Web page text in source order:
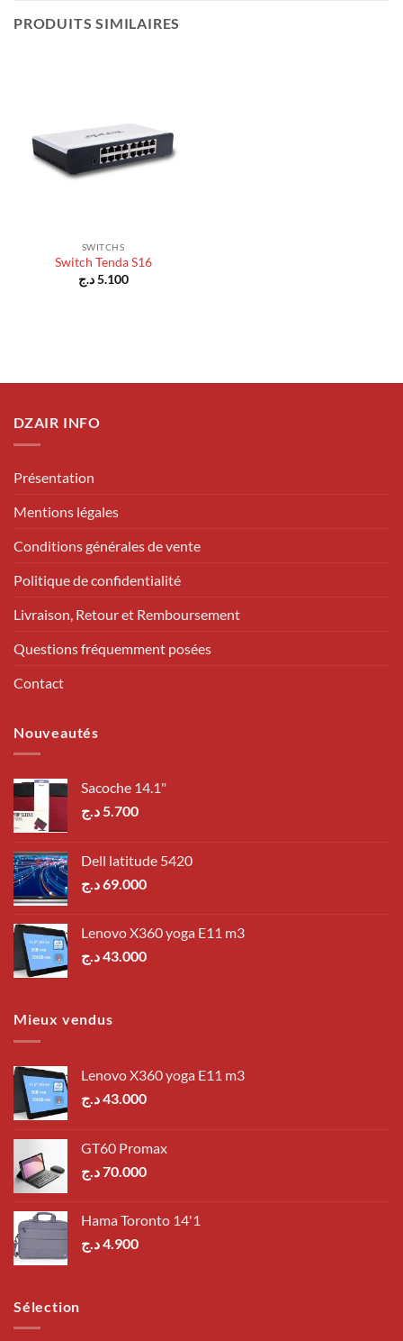
PRODUITS SIMILAIRES
SWITCHS
Switch Tenda S16
5.100 د.ج
DZAIR INFO
Présentation
Mentions légales
Conditions générales de vente
Politique de confidentialité
Livraison, Retour et Remboursement
Questions fréquemment posées
Contact
Nouveautés
Sacoche 14.1"
5.700د.ج
Dell latitude 5420
69.000د.ج
Lenovo X360 yoga E11 m3
43.000د.ج
Mieux vendus
Lenovo X360 yoga E11 m3
43.000د.ج
GT60 Promax
70.000د.ج
Hama Toronto 14'1
4.900د.ج
Sélection